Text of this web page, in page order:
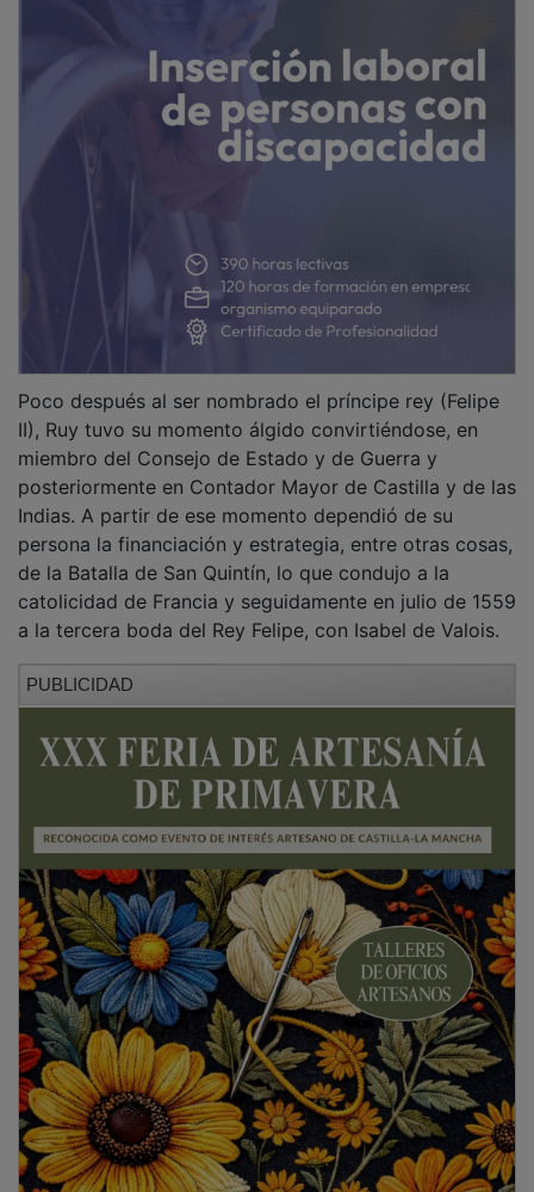
II), Ruy tuvo su momento álgido convirtiéndose, en
miembro del Consejo de Estado y de Guerra y
posteriormente en Contador Mayor de Castilla y de las
Indias. A partir de ese momento dependió de su
persona la financiación y estrategia, entre otras cosas,
de la Batalla de San Quintín, lo que condujo a la
catolicidad de Francia y seguidamente en julio de 1559
a la tercera boda del Rey Felipe, con Isabel de Valois.